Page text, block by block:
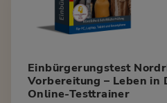
Einbürgerungstest
Vorbereitung – Leben in
Online-Testtrainer